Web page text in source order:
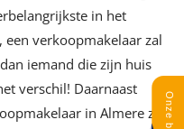
in het
verkoopmakelaar zal
iemand die zijn huis
verschil! Daarnaast
in Almere zo